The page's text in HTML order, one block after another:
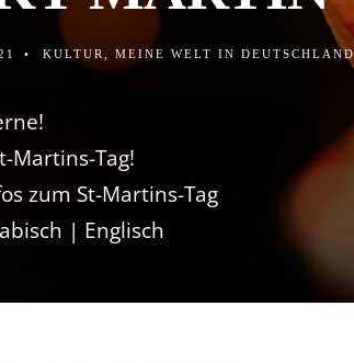
• KULTUR MEINE WELT IN DEUTSCHLAND
Martins-Tag!
zum St-Martins-Tag
| Englisch